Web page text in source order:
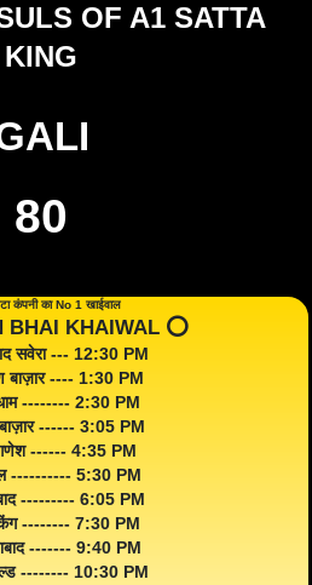
OF A1 SATTA
KING
80
कंपनी का No 1 खाईवाल
BHAI KHAIWAL ⭕️
सवेरा --- 12:30 PM
बाज़ार ---- 1:30 PM
-------- 2:30 PM
बाज़ार ------ 3:05 PM
------ 4:35 PM
---------- 5:30 PM
--------- 6:05 PM
-------- 7:30 PM
------- 9:40 PM
-------- 10:30 PM